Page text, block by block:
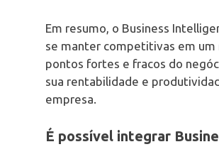
Em resumo, o Business
se manter competitivas em um
pontos fortes e fracos do
sua rentabilidade e
empresa.
É possível integrar